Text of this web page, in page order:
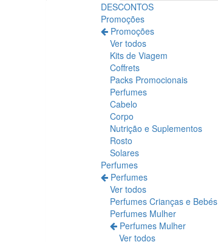
DESCONTOS
Promoções
Promoções
Ver todos
Kits de Viagem
Coffrets
Packs Promocionais
Perfumes
Cabelo
Corpo
Nutrição e Suplementos
Rosto
Solares
Perfumes
Perfumes
Ver todos
Perfumes Crianças e Bebés
Perfumes Mulher
Perfumes Mulher
Ver todos